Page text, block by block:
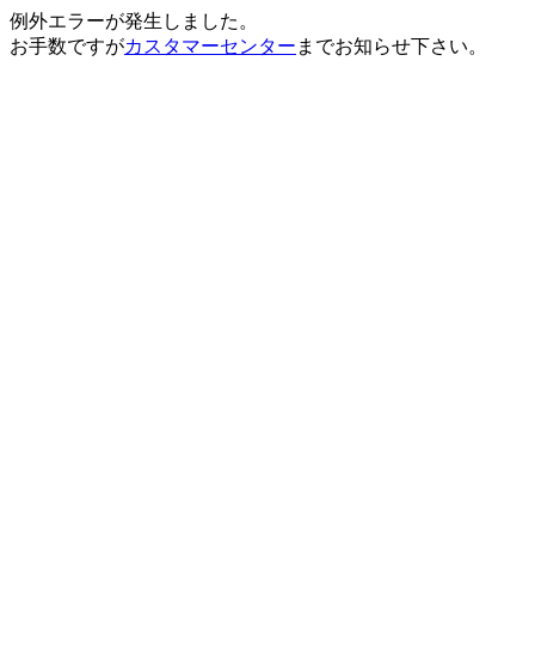
例外エラーが発生しました。
お手数ですがカスタマーセンター までお知らせ下さい。